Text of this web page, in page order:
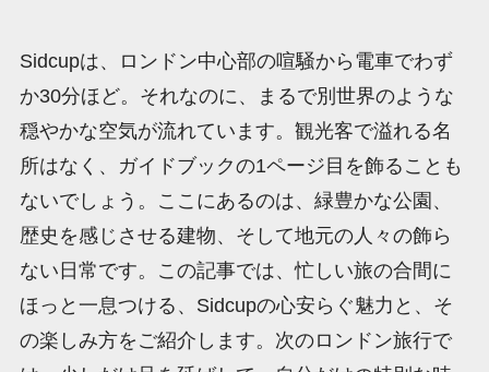
Sidcupは、ロンドン中心部の喧騒から電車でわず
か30分ほど。それなのに、まるで別世界のような
穏やかな空気が流れています。観光客で溢れる名
所はなく、ガイドブックの1ページ目を飾ることも
ないでしょう。ここにあるのは、緑豊かな公園、
歴史を感じさせる建物、そして地元の人々の飾ら
ない日常です。この記事では、忙しい旅の合間に
ほっと一息つける、Sidcupの心安らぐ魅力と、そ
の楽しみ方をご紹介します。次のロンドン旅行で